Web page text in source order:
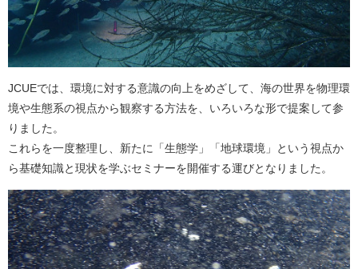
JCUEでは、環境に対する意識の向上をめざして、海の世界を物理環
境や生態系の視点から観察する方法を、いろいろな形で提案して参
りました。
これらを一度整理し、新たに「生態学」「地球環境」という視点か
ら基礎知識と現状を学ぶセミナーを開催する運びとなりました。